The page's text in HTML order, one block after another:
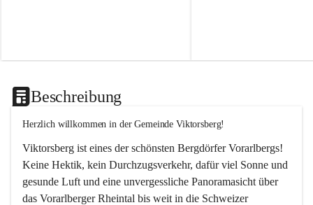
Beschreibung
Herzlich willkommen in der Gemeinde Viktorsberg!
Viktorsberg ist eines der schönsten Bergdörfer Vorarlbergs!
Keine Hektik, kein Durchzugsverkehr, dafür viel Sonne und
gesunde Luft und eine unvergessliche Panoramasicht über
das Vorarlberger Rheintal bis weit in die Schweizer